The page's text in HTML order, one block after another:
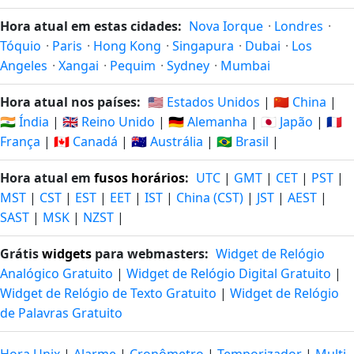
Hora atual em estas cidades: Nova Iorque · Londres ·
Tóquio · Paris · Hong Kong · Singapura · Dubai · Los
Angeles · Xangai · Pequim · Sydney · Mumbai
Hora atual nos países: 🇺🇸 Estados Unidos | 🇨🇳 China |
🇮🇳 Índia | 🇬🇧 Reino Unido | 🇩🇪 Alemanha | 🇯🇵 Japão | 🇫🇷
França | 🇨🇦 Canadá | 🇦🇺 Austrália | 🇧🇷 Brasil |
Hora atual em fusos horários: UTC | GMT | CET | PST |
MST | CST | EST | EET | IST | China (CST) | JST | AEST |
SAST | MSK | NZST |
Grátiswidgets para webmasters: Widget de Relógio
Analógico Gratuito | Widget de Relógio Digital Gratuito |
Widget de Relógio de Texto Gratuito | Widget de Relógio
de Palavras Gratuito